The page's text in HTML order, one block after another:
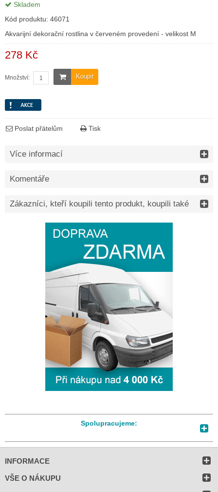
Skladem
Kód produktu: 46071
Akvarijní dekorační rostlina v červeném provedení - velikost M
278 Kč
Koupit
Množství:
Poslat přátelům Tisk
Více informací
Komentáře
Zákazníci, kteří koupili tento produkt, koupili také
Spolupracujeme:
INFORMACE
VŠE O NÁKUPU